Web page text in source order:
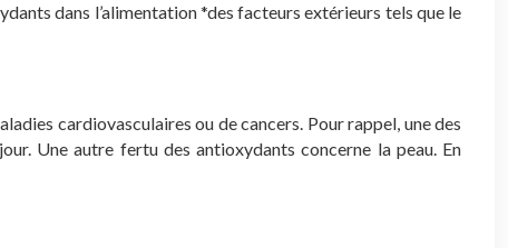
dans l’alimentation*des facteurs extérieurs tels que le
cardiovasculaires ou de cancers. Pour rappel, une des
Une autre fertu des antioxydants concerne la peau. En